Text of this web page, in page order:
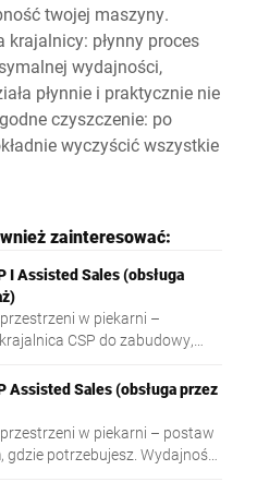
twojej maszyny.
krajalnicy: płynny proces
wydajności,
płynnie i praktycznie nie
czyszczenie: po
wyczyścić wszystkie
zainteresować:
I Assisted Sales (obsługa
w piekarni –
CSP do zabudowy,
Aby wyczyścić krajalnice
wysunąć z zabudowy.
poziomie: do 200
Doskonałe rezultaty krojenia
gatunek chleba. Intuicyjny
Assisted Sales (obsługa przez
w piekarni – postaw
gdzie potrzebujesz. Wydajność